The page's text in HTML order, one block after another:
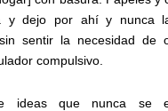
y dejo por ahí y nunca
sentir la necesidad de
compulsivo.
ideas que nunca se